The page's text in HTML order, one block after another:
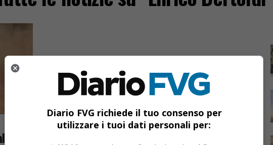
Fvg
Diario FVG richiede il tuo consenso per
utilizzare i tuoi dati personali per: